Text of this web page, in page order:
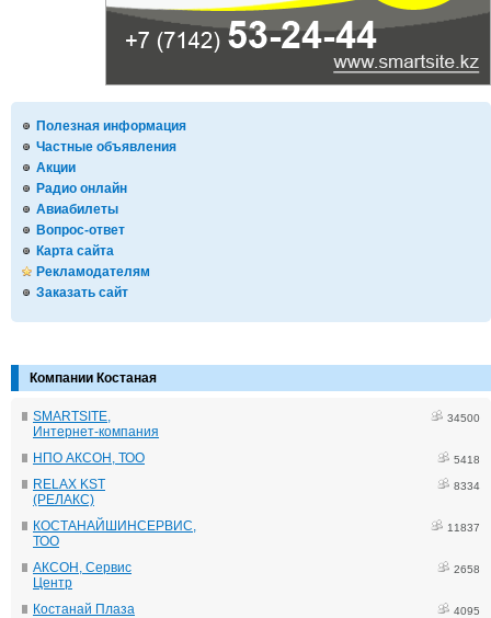
Полезная информация
Частные объявления
Акции
Радио онлайн
Авиабилеты
Вопрос-ответ
Карта сайта
Рекламодателям
Заказать сайт
Компании Костаная
SMARTSITE,
Интернет-компания
34500
НПО АКСОН, ТОО 5418
RELAX KST
(РЕЛАКС)
8334
КОСТАНАЙШИНСЕРВИС,
ТОО
11837
АКСОН, Сервис
Центр
2658
Костанай Плаза 4095